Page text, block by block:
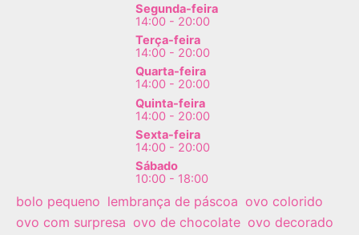
Segunda-feira
14:00 - 20:00
Terça-feira
14:00 - 20:00
Quarta-feira
14:00 - 20:00
Quinta-feira
14:00 - 20:00
Sexta-feira
14:00 - 20:00
Sábado
10:00 - 18:00
bolo pequeno lembrança de páscoa ovo colorido
ovo com surpresa ovo de chocolate ovo decorado